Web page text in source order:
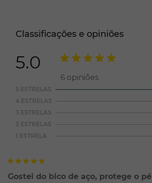
Classificações e opiniões
5.0
6 opiniões
5 ESTRELAS
4 ESTRELAS
3 ESTRELAS
2 ESTRELAS
1 ESTRELA
Gostei do bico de aço, protege o pé